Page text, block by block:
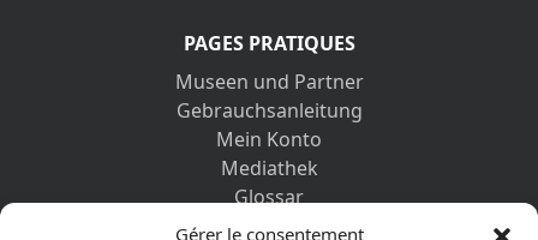
Gérer le consentement
PAGES PRATIQUES
Museen und Partner
Gebrauchsanleitung
Mein Konto
Mediathek
Glossar
Kontaktformular